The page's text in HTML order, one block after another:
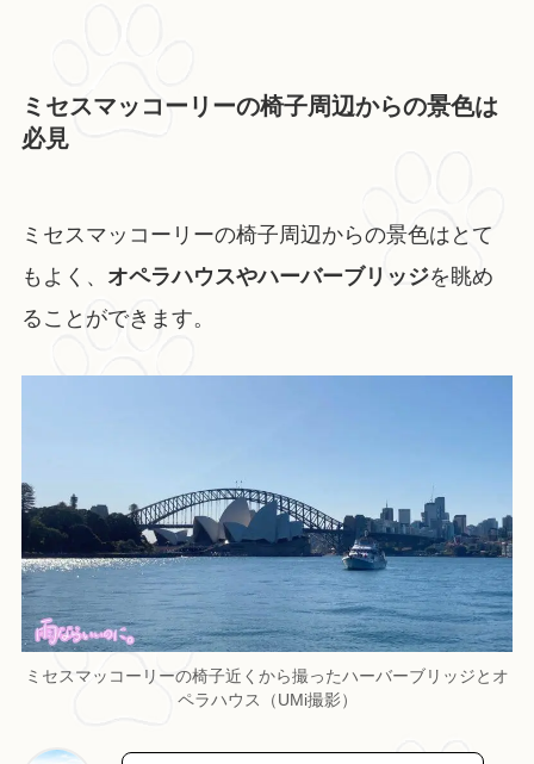
ミセスマッコーリーの椅子周辺からの景色は
必見
ミセスマッコーリーの椅子周辺からの景色はとて
もよく、 オペラハウスやハーバーブリッジを眺め
ることができます。
ミセスマッコーリーの椅子近くから撮ったハーバーブリッジとオ
ペラハウス（UMi撮影）